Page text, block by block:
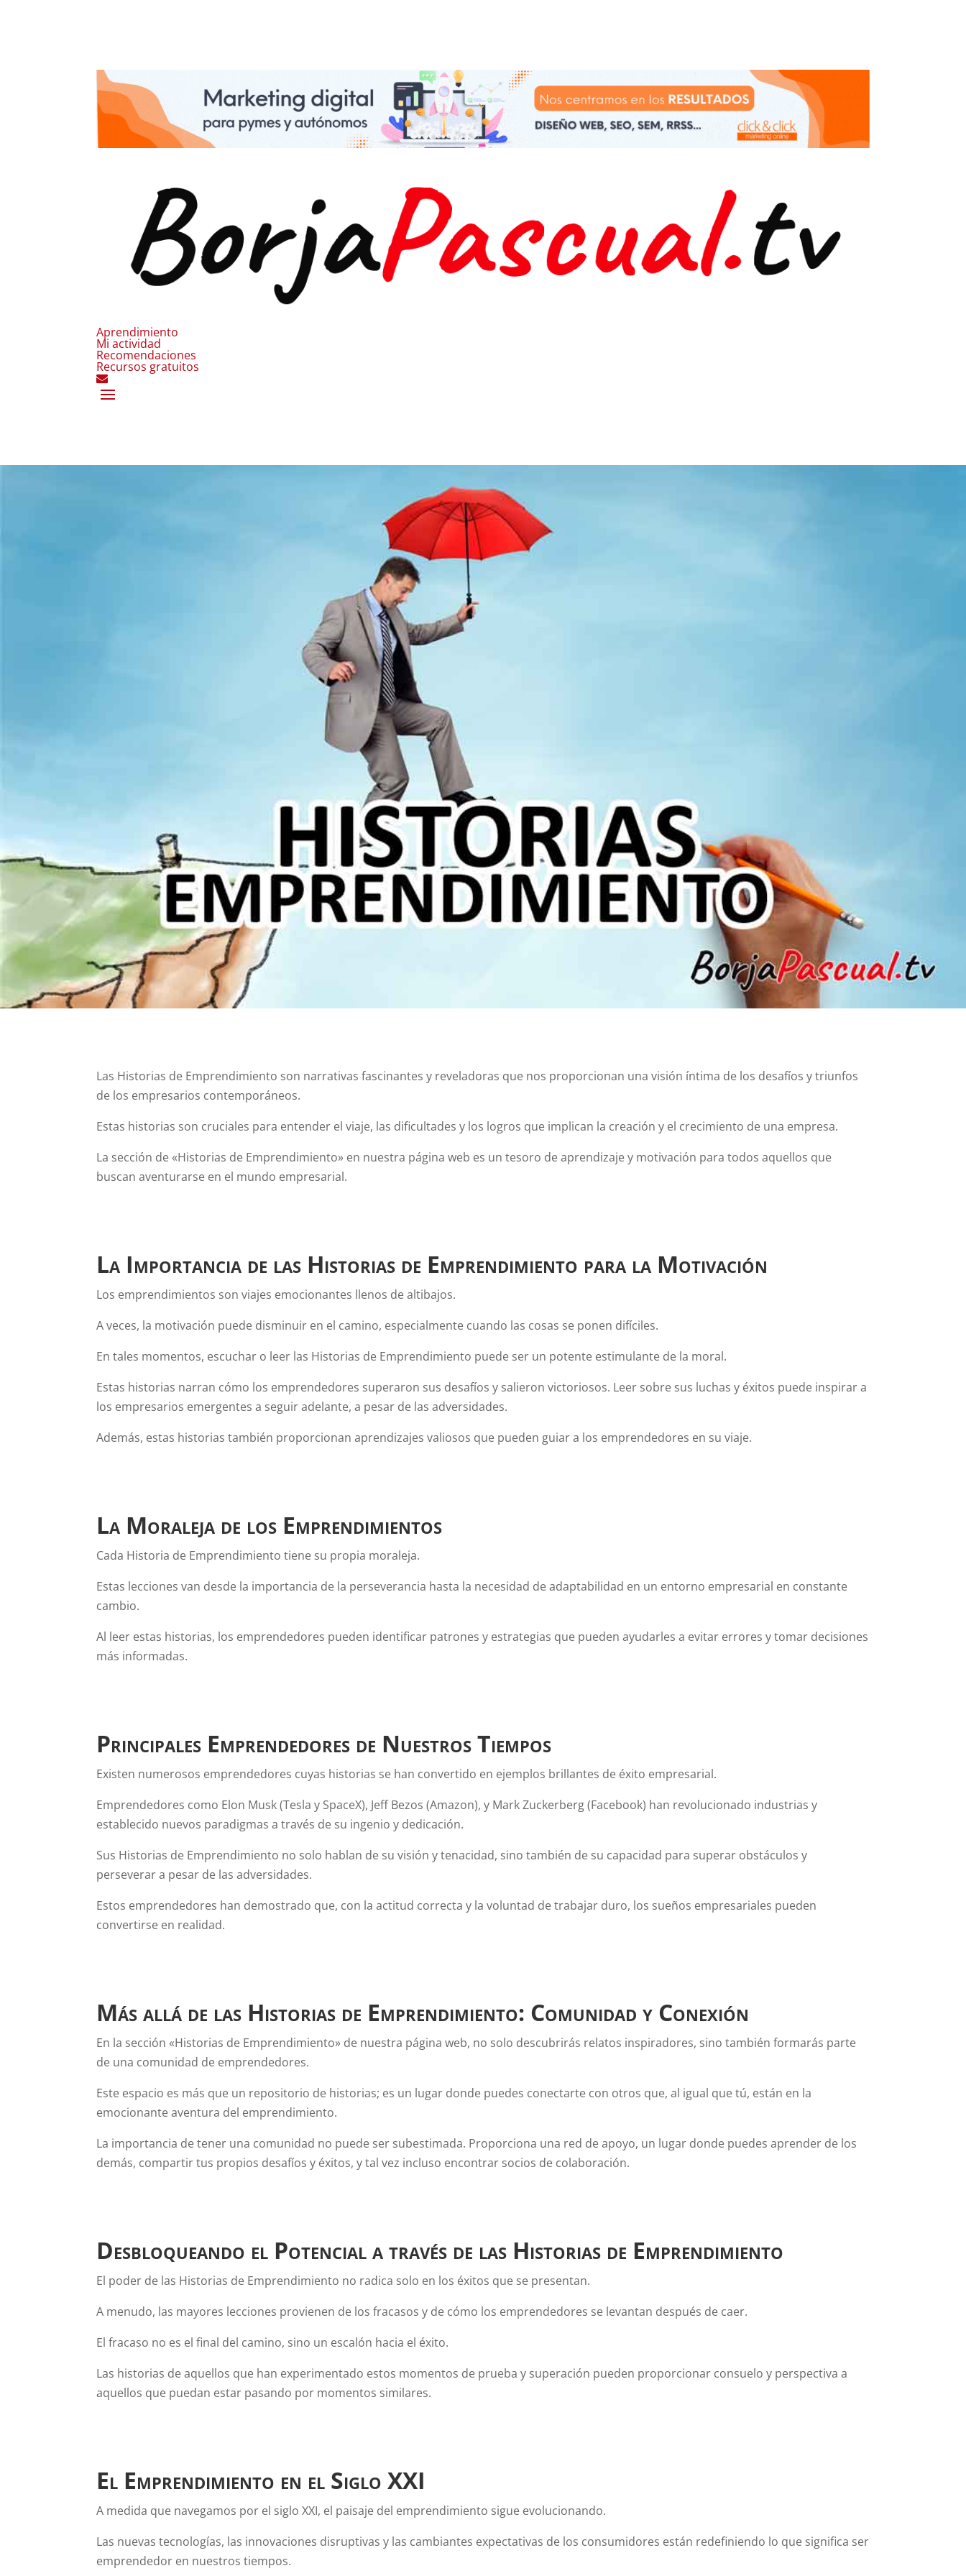
Aprendimiento
Mi actividad
Recomendaciones
Recursos gratuitos
Las Historias de Emprendimiento son narrativas fascinantes y reveladoras que nos proporcionan una visión íntima de los desafíos y triunfos
de los empresarios contemporáneos.
Estas historias son cruciales para entender el viaje, las dificultades y los logros que implican la creación y el crecimiento de una empresa.
La sección de «Historias de Emprendimiento» en nuestra página web es un tesoro de aprendizaje y motivación para todos aquellos que
buscan aventurarse en el mundo empresarial.
La Importancia de las Historias de Emprendimiento para la Motivación
Los emprendimientos son viajes emocionantes llenos de altibajos.
A veces, la motivación puede disminuir en el camino, especialmente cuando las cosas se ponen difíciles.
En tales momentos, escuchar o leer las Historias de Emprendimiento puede ser un potente estimulante de la moral.
Estas historias narran cómo los emprendedores superaron sus desafíos y salieron victoriosos. Leer sobre sus luchas y éxitos puede inspirar a
los empresarios emergentes a seguir adelante, a pesar de las adversidades.
Además, estas historias también proporcionan aprendizajes valiosos que pueden guiar a los emprendedores en su viaje.
La Moraleja de los Emprendimientos
Cada Historia de Emprendimiento tiene su propia moraleja.
Estas lecciones van desde la importancia de la perseverancia hasta la necesidad de adaptabilidad en un entorno empresarial en constante
cambio.
Al leer estas historias, los emprendedores pueden identificar patrones y estrategias que pueden ayudarles a evitar errores y tomar decisiones
más informadas.
Principales Emprendedores de Nuestros Tiempos
Existen numerosos emprendedores cuyas historias se han convertido en ejemplos brillantes de éxito empresarial.
Emprendedores como Elon Musk (Tesla y SpaceX), Jeff Bezos (Amazon), y Mark Zuckerberg (Facebook) han revolucionado industrias y
establecido nuevos paradigmas a través de su ingenio y dedicación.
Sus Historias de Emprendimiento no solo hablan de su visión y tenacidad, sino también de su capacidad para superar obstáculos y
perseverar a pesar de las adversidades.
Estos emprendedores han demostrado que, con la actitud correcta y la voluntad de trabajar duro, los sueños empresariales pueden
convertirse en realidad.
Más allá de las Historias de Emprendimiento: Comunidad y Conexión
En la sección «Historias de Emprendimiento» de nuestra página web, no solo descubrirás relatos inspiradores, sino también formarás parte
de una comunidad de emprendedores.
Este espacio es más que un repositorio de historias; es un lugar donde puedes conectarte con otros que, al igual que tú, están en la
emocionante aventura del emprendimiento.
La importancia de tener una comunidad no puede ser subestimada. Proporciona una red de apoyo, un lugar donde puedes aprender de los
demás, compartir tus propios desafíos y éxitos, y tal vez incluso encontrar socios de colaboración.
Desbloqueando el Potencial a través de las Historias de Emprendimiento
El poder de las Historias de Emprendimiento no radica solo en los éxitos que se presentan.
A menudo, las mayores lecciones provienen de los fracasos y de cómo los emprendedores se levantan después de caer.
El fracaso no es el final del camino, sino un escalón hacia el éxito.
Las historias de aquellos que han experimentado estos momentos de prueba y superación pueden proporcionar consuelo y perspectiva a
aquellos que puedan estar pasando por momentos similares.
El Emprendimiento en el Siglo XXI
A medida que navegamos por el siglo XXI, el paisaje del emprendimiento sigue evolucionando.
Las nuevas tecnologías, las innovaciones disruptivas y las cambiantes expectativas de los consumidores están redefiniendo lo que significa ser
emprendedor en nuestros tiempos.